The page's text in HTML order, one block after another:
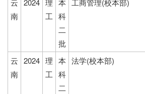
云
南
2024 理
工
本
科
二
批
工商管理(校本部)
云
南
2024 理
工
本
科
二
法学(校本部)